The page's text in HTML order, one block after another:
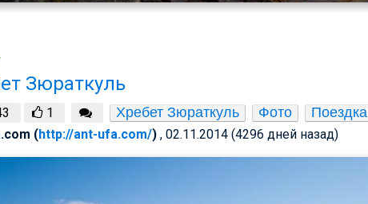
Зюраткуль
1 Хребет Зюраткуль Фото Поездка
(http://ant-ufa.com/) , 02.11.2014 (4296 дней назад)